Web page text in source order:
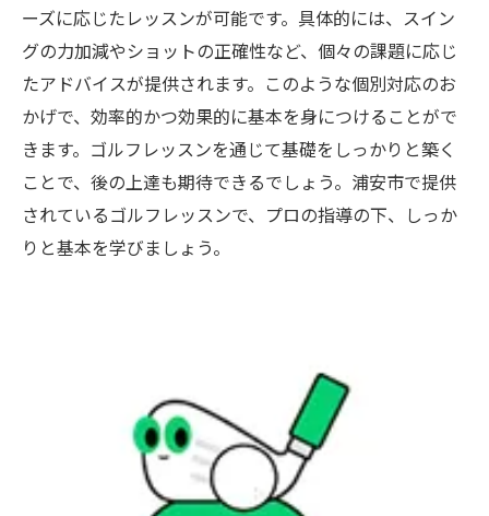
ーズに応じたレッスンが可能です。具体的には、スイン
グの力加減やショットの正確性など、個々の課題に応じ
たアドバイスが提供されます。このような個別対応のお
かげで、効率的かつ効果的に基本を身につけることがで
きます。ゴルフレッスンを通じて基礎をしっかりと築く
ことで、後の上達も期待できるでしょう。浦安市で提供
されているゴルフレッスンで、プロの指導の下、しっか
りと基本を学びましょう。